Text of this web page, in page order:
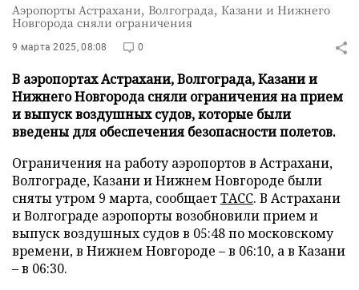
Аэропорты Астрахани, Волгограда, Казани и Нижнего
Новгорода сняли ограничения
9 марта 2025, 08:08 0
В аэропортах Астрахани, Волгограда, Казани и
Нижнего Новгорода сняли ограничения на прием
и выпуск воздушных судов, которые были
введены для обеспечения безопасности полетов.
Ограничения на работу аэропортов в Астрахани,
Волгограде, Казани и Нижнем Новгороде были
сняты утром 9 марта, сообщаетТАСС. В Астрахани
и Волгограде аэропорты возобновили прием и
выпуск воздушных судов в 05:48 по московскому
времени, в Нижнем Новгороде – в 06:10, а в Казани
– в 06:30.